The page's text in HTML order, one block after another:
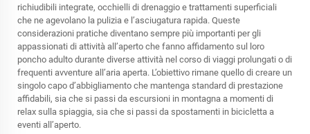
richiudibili integrate, occhielli di drenaggio e trattamenti superficiali
che ne agevolano la pulizia e l’asciugatura rapida. Queste
considerazioni pratiche diventano sempre più importanti per gli
appassionati di attività all’aperto che fanno affidamento sul loro
poncho adulto durante diverse attività nel corso di viaggi prolungati o di
frequenti avventure all’aria aperta. L’obiettivo rimane quello di creare un
singolo capo d’abbigliamento che mantenga standard di prestazione
affidabili, sia che si passi da escursioni in montagna a momenti di
relax sulla spiaggia, sia che si passi da spostamenti in bicicletta a
eventi all’aperto.